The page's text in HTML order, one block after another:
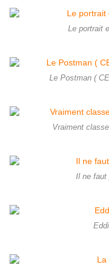
Le portrait
Le Postman (
Vraiment
Il ne faut